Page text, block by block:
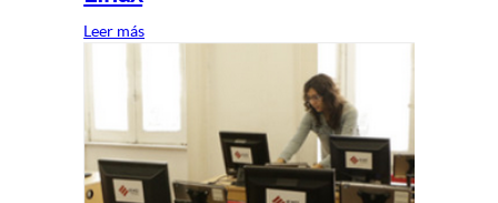
Leer más